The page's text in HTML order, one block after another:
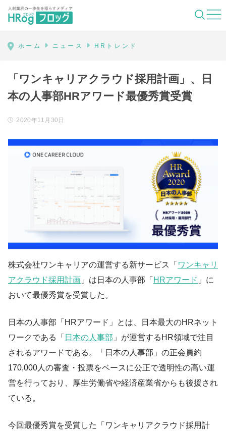
HRog | 人材業界の一歩先を照らすメディ
ホーム ニュース HRトレンド
「ワンキャリアクラウド採用計画」、日
本の人事部HRアワード最優秀賞受賞
2020年11月30日
株式会社ワンキャリアの運営する新サービス「 ワンキャリ
アクラウド採用計画 」は日本の人事部「 HRアワード 」に
おいて最優秀賞を受賞した。
日本の人事部「HRアワード」とは、日本最大のHRネット
ワークである「 日本の人事部 」が運営するHR領域で注目
されるアワードである。「日本の人事部」の正会員約
170,000人の審査・投票をベースに公正で透明性の高い運
営を行っており、厚生労働省や経済産業省からも後援され
ている。
今回最優秀賞を受賞した「ワンキャリアクラウド採用計